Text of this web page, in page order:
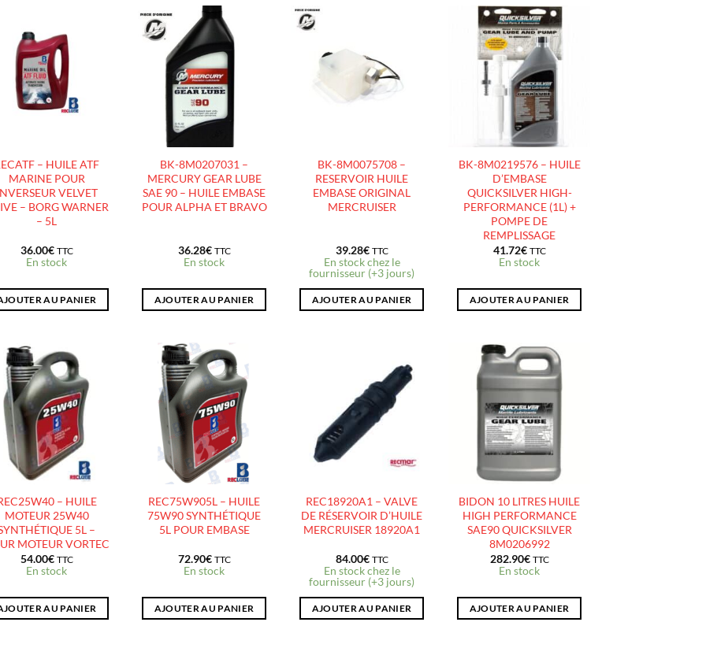
AJOUTER
LISTE
D’ENVIES
– HUILE ATF
MARINE POUR
VELVET
– BORG WARNER
– 5L
36.00€ TTC
En stock
AU PANIER
AJOUTER
À LA
LISTE
D’ENVIES
BK-8M0207031 –
MERCURY GEAR LUBE
SAE 90 – HUILE EMBASE
POUR ALPHA ET BRAVO
36.28€ TTC
En stock
AJOUTER AU PANIER
À LA
LISTE
D’ENVIES
BK-8M0075708 –
RESERVOIR HUILE
EMBASE ORIGINAL
MERCRUISER
39.28€ TTC
En stock chez le
fournisseur (+3 jours)
AJOUTER AU PANIER
AJOUTER
À LA
D’ENVIES
BK-8M0219576 – HUILE
D’EMBASE
QUICKSILVER HIGH-
PERFORMANCE (1L) +
POMPE DE
REMPLISSAGE
41.72€ TTC
En stock
AJOUTER AU PANIER
AJOUTER
À LA
LISTE
D’ENVIES
– HUILE
MOTEUR 25W40
5L –
MOTEUR VORTEC
54.00€ TTC
En stock
AU PANIER
AJOUTER
À LA
LISTE
D’ENVIES
REC75W905L – HUILE
75W90 SYNTHÉTIQUE
5L POUR EMBASE
72.90€ TTC
En stock
AJOUTER AU PANIER
AJOUTER
À LA
LISTE
D’ENVIES
REC18920A1 – VALVE
DE RÉSERVOIR D’HUILE
MERCRUISER 18920A1
84.00€ TTC
En stock chez le
fournisseur (+3 jours)
AJOUTER AU PANIER
AJOUTER
À LA
LISTE
D’ENVIES
BIDON 10 LITRES HUILE
HIGH PERFORMANCE
SAE90 QUICKSILVER
8M0206992
282.90€ TTC
En stock
AJOUTER AU PANIER